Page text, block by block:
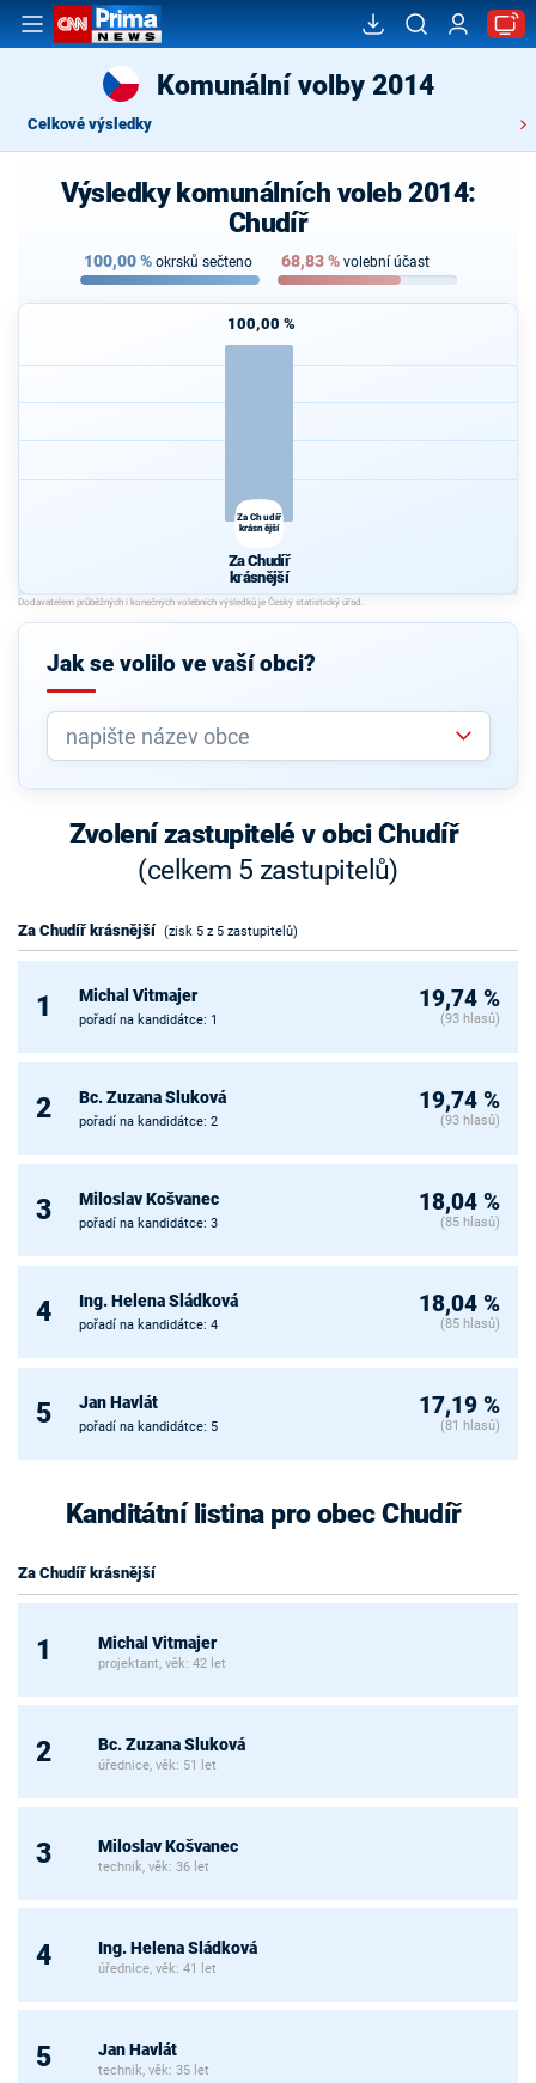
Komunální volby 2014
Celkové výsledky
Výsledky komunálních voleb 2014:
Chudíř
100,00% okrsků sečteno 68,83% volební účast
100,00 %
Za Chudíř
krásnější
Za Chudíř
krásnější
Jak se volilo ve vaší obci?
Zvolení zastupitelé v obci Chudíř
(celkem 5 zastupitelů)
Za Chudíř krásnější (zisk 5 z 5 zastupitelů)
1 Michal Vitmajer
pořadí na kandidátce: 1
19,74 %
(93 hlasů)
2 Bc. Zuzana Sluková
pořadí na kandidátce: 2
19,74 %
(93 hlasů)
3 Miloslav Košvanec
pořadí na kandidátce: 3
18,04 %
(85 hlasů)
4 Ing. Helena Sládková
pořadí na kandidátce: 4
18,04 %
(85 hlasů)
5 Jan Havlát
pořadí na kandidátce: 5
17,19 %
(81 hlasů)
Kanditátní listina pro obec Chudíř
Za Chudíř krásnější
1 Michal Vitmajer
projektant, věk: 42 let
2 Bc. Zuzana Sluková
úřednice, věk: 51 let
3 Miloslav Košvanec
technik, věk: 36 let
4 Ing. Helena Sládková
úřednice, věk: 41 let
5 Jan Havlát
technik, věk: 35 let